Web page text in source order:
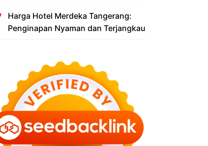
Harga Hotel Merdeka Tangerang:
Penginapan Nyaman dan Terjangkau